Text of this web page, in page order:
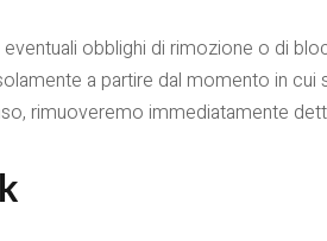
obblighi di rimozione o di
a partire dal momento in
rimuoveremo immediatamente